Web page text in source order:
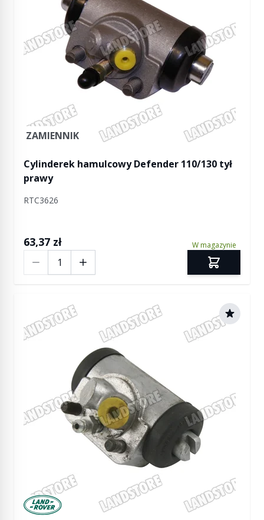
ZAMIENNIK
Cylinderek hamulcowy Defender 110/130 tył
prawy
RTC3626
63,37 zł W magazynie
Manufactured by Land rover